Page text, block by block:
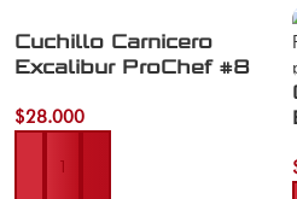
Cuchillo Carnicero
Excalibur ProChef #8
$28.000
Añadir al carrito